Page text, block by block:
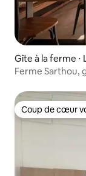
Gîte à la ferme ⋅
Ferme Sarthou,
Coup de cœur
Coup de cœur